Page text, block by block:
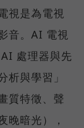
視是為電視
音。AI 電視
處理器與先
與學習」
質特徵、聲
晚暗光），